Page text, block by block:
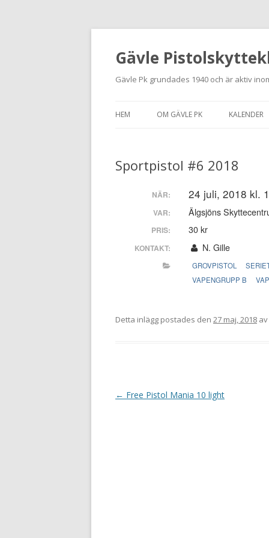
Gävle
Gävle Pk grundades 1940 och är aktiv
HEM OM GÄVLE PK
NYBÖRJARE
MEDLEMSANSÖKAN
KONTAKT
KALENDER
Sportpistol #6 2018
NÄR: 24 juli, 2018 kl.
VAR: Älgsjöns
PRIS: 30 kr
KONTAKT: N. Gille
GROVPISTOL
VAPENGRUPP B
Detta inlägg postades den 27 maj, 2018 av
I← Free Pistol Mania 10 light